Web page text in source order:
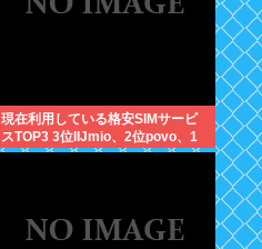
現在利用している格安SIMサービ
スTOP3 3位IIJmio、2位povo、1
位ahamo